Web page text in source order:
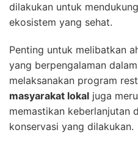
dilakukan untuk
ekosistem yang sehat.
Penting untuk melibatkan
yang berpengalaman
melaksanakan program
masyarakat lokal juga
memastikan keberlanjutan
konservasi yang dilakukan.